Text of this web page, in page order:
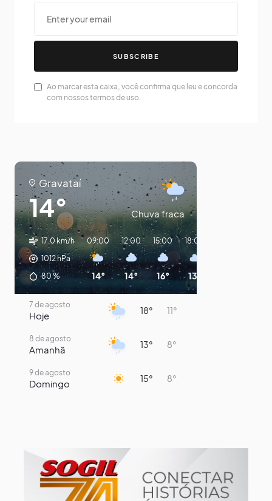
SUBSCRIBE
Ao marcar esta caixa, você confirma que leu e concorda
com nossos termos de uso.
Gravataí
14° Chuva fraca
17.0 km/h
1012hPa
80 %
09:00
14°
12:00
14°
15:00
16°
18:00
13°
7 de agosto
Hoje 18° 11°
8 de agosto
Amanhã 13° 8°
9 de agosto
Domingo 15° 8°
12 de agosto
Quarta-Feira 13° 12°